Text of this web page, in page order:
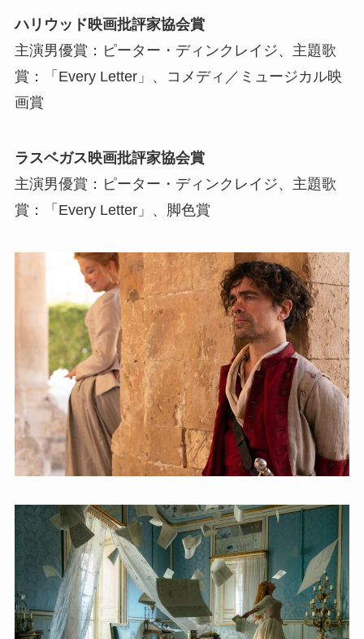
ハリウッド映画批評家協会賞
主演男優賞：ピーター・ディンクレイジ、主題歌
賞：「Every Letter」、コメディ／ミュージカル映
画賞
ラスベガス映画批評家協会賞
主演男優賞：ピーター・ディンクレイジ、主題歌
賞：「Every Letter」、脚色賞